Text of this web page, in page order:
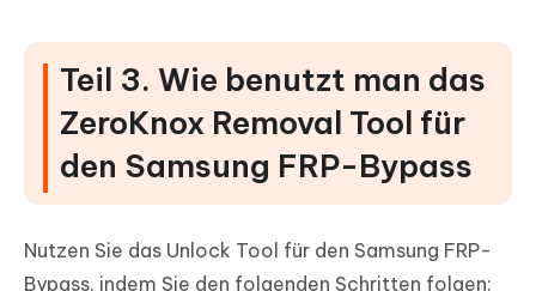
Teil 3. Wie benutzt man das
ZeroKnox Removal Tool für
den Samsung FRP-Bypass
Nutzen Sie das Unlock Tool für den Samsung FRP-
Bypass, indem Sie den folgenden Schritten folgen: